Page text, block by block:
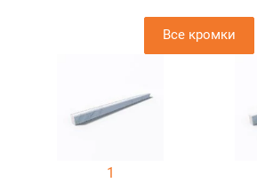
Все кромки
1